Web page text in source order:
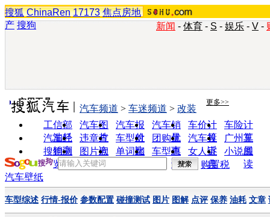
搜狐 ChinaRen 17173 焦点房地
产 搜狗 新闻 - 体育 - S - 娱乐 - V -
实用工具 更多>>
工信部
油耗
汽车图
片
汽车报
价
汽车销
量
车价计
算
车险计
算
汽车经
销商
违章查
询
车型对
比
团购优
惠
汽车投
诉
广州车
展
搜狗浏
览器
图片欣
赏
单词翻
车型查
询
女人宝
典
小说阅
读
汽车频道 > 车迷频道 > 改装
购置税
汽车壁纸
车型综述 行情-报价 参数配置 碰撞测试 图片 图解 点评 保养 油耗 文章